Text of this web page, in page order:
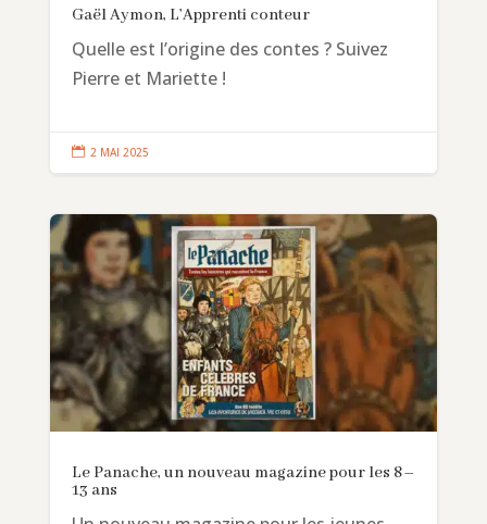
Gaël Aymon, L’Apprenti conteur
Quelle est l’origine des contes ? Suivez
Pierre et Mariette !
 2 MAI 2025
Le Panache, un nouveau magazine pour les 8–
13 ans